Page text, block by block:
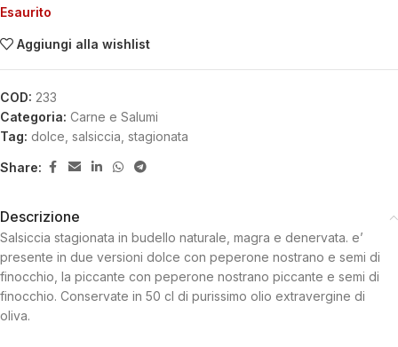
Esaurito
Aggiungi alla wishlist
COD: 233
Categoria: Carne e Salumi
Tag: dolce salsiccia stagionata
Share:
Descrizione
Salsiccia stagionata in budello naturale, magra e denervata. e’
presente in due versioni dolce con peperone nostrano e semi di
finocchio, la piccante con peperone nostrano piccante e semi di
finocchio. Conservate in 50 cl di purissimo olio extravergine di
oliva.